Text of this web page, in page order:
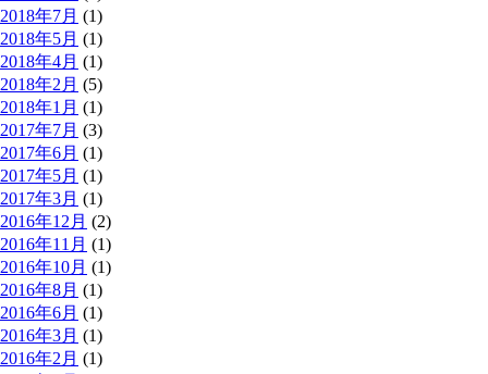
2018年7月 (1)
2018年5月 (1)
2018年4月 (1)
2018年2月 (5)
2018年1月 (1)
2017年7月 (3)
2017年6月 (1)
2017年5月 (1)
2017年3月 (1)
2016年12月 (2)
2016年11月 (1)
2016年10月 (1)
2016年8月 (1)
2016年6月 (1)
2016年3月 (1)
2016年2月 (1)